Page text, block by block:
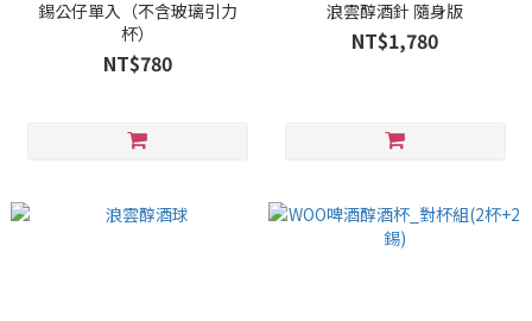
錫公仔單入（不含玻璃引力
杯）
NT$780
浪雲醇酒針 隨身版
NT$1,780